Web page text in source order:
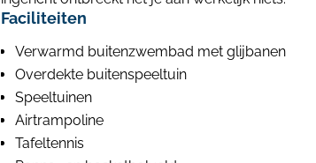
Faciliteiten
Verwarmd buitenzwembad met glijbanen
Overdekte buitenspeeltuin
Speeltuinen
Airtrampoline
Tafeltennis